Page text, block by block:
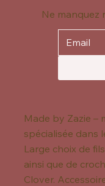
Ne manquez
Made by Zazie –
spécialisée dans
Large choix de
ainsi que de
Clover.